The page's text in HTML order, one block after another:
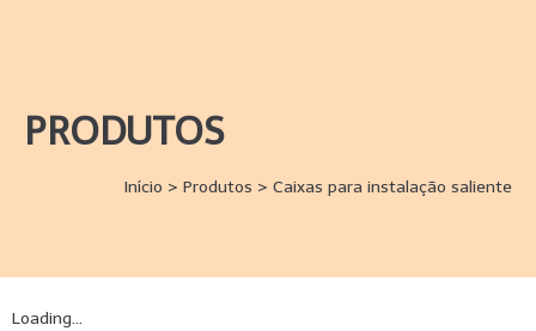
PRODUTOS
Início > Produtos > Caixas para instalação saliente
Loading...